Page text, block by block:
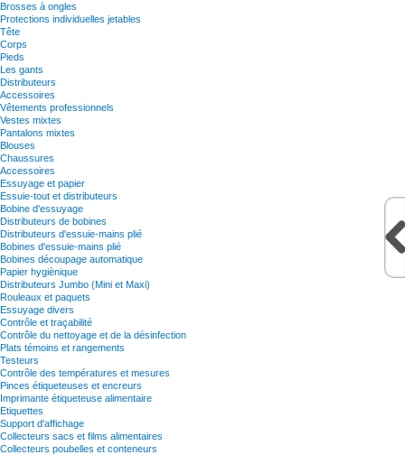
Brosses à ongles
Protections individuelles jetables
Tête
Corps
Pieds
Les gants
Distributeurs
Accessoires
Vêtements professionnels
Vestes mixtes
Pantalons mixtes
Blouses
Chaussures
Accessoires
Essuyage et papier
Essuie-tout et distributeurs
Bobine d'essuyage
Distributeurs de bobines
Distributeurs d'essuie-mains plié
Bobines d'essuie-mains plié
Bobines découpage automatique
Papier hygiènique
Distributeurs Jumbo (Mini et Maxi)
Rouleaux et paquets
Essuyage divers
Contrôle et traçabilité
Contrôle du nettoyage et de la désinfection
Plats témoins et rangements
Testeurs
Contrôle des températures et mesures
Pinces étiqueteuses et encreurs
Imprimante étiqueteuse alimentaire
Etiquettes
Support d'affichage
Collecteurs sacs et films alimentaires
Collecteurs poubelles et conteneurs